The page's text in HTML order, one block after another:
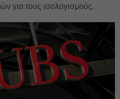
για τους ισολογισμούς.